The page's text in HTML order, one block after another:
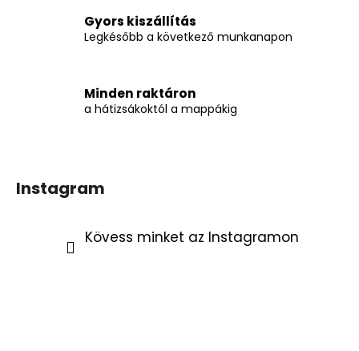
s
e
l
e
i
Gyors kiszállítás
Legkésőbb a következő munkanapon
Minden raktáron
a hátizsákoktól a mappákig
Instagram
Kövess minket az Instagramon